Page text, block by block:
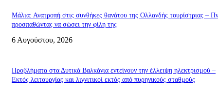
Μάλια: Ανατροπή στις συνθήκες θανάτου της Ολλανδής τουρίστριας –
προσπαθώντας να σώσει την φίλη της
6 Αυγούστου, 2026
Προβλήματα στα Δυτικά Βαλκάνια εντείνουν την έλλειψη ηλεκτρισμού –
Εκτός λειτουργίας και λιγνιτικοί εκτός από πυρηνικούς σταθμούς